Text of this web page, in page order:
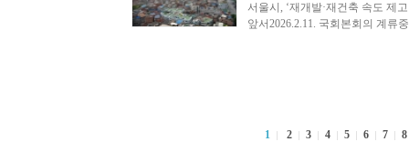
서울시, ‘재개발·재건축 속도 제
앞서2026.2.11. 국회본회의 계류
1 2 3 4 5 6 7 8